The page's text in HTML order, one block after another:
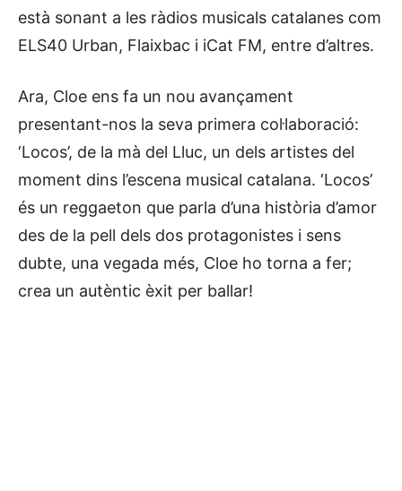
està sonant a les ràdios musicals catalanes com
ELS40 Urban, Flaixbac i iCat FM, entre d’altres.
Ara, Cloe ens fa un nou avançament
presentant-nos la seva primera col·laboració:
‘Locos’, de la mà del Lluc, un dels artistes del
moment dins l’escena musical catalana. ‘Locos’
és un reggaeton que parla d’una història d’amor
des de la pell dels dos protagonistes i sens
dubte, una vegada més, Cloe ho torna a fer;
crea un autèntic èxit per ballar!